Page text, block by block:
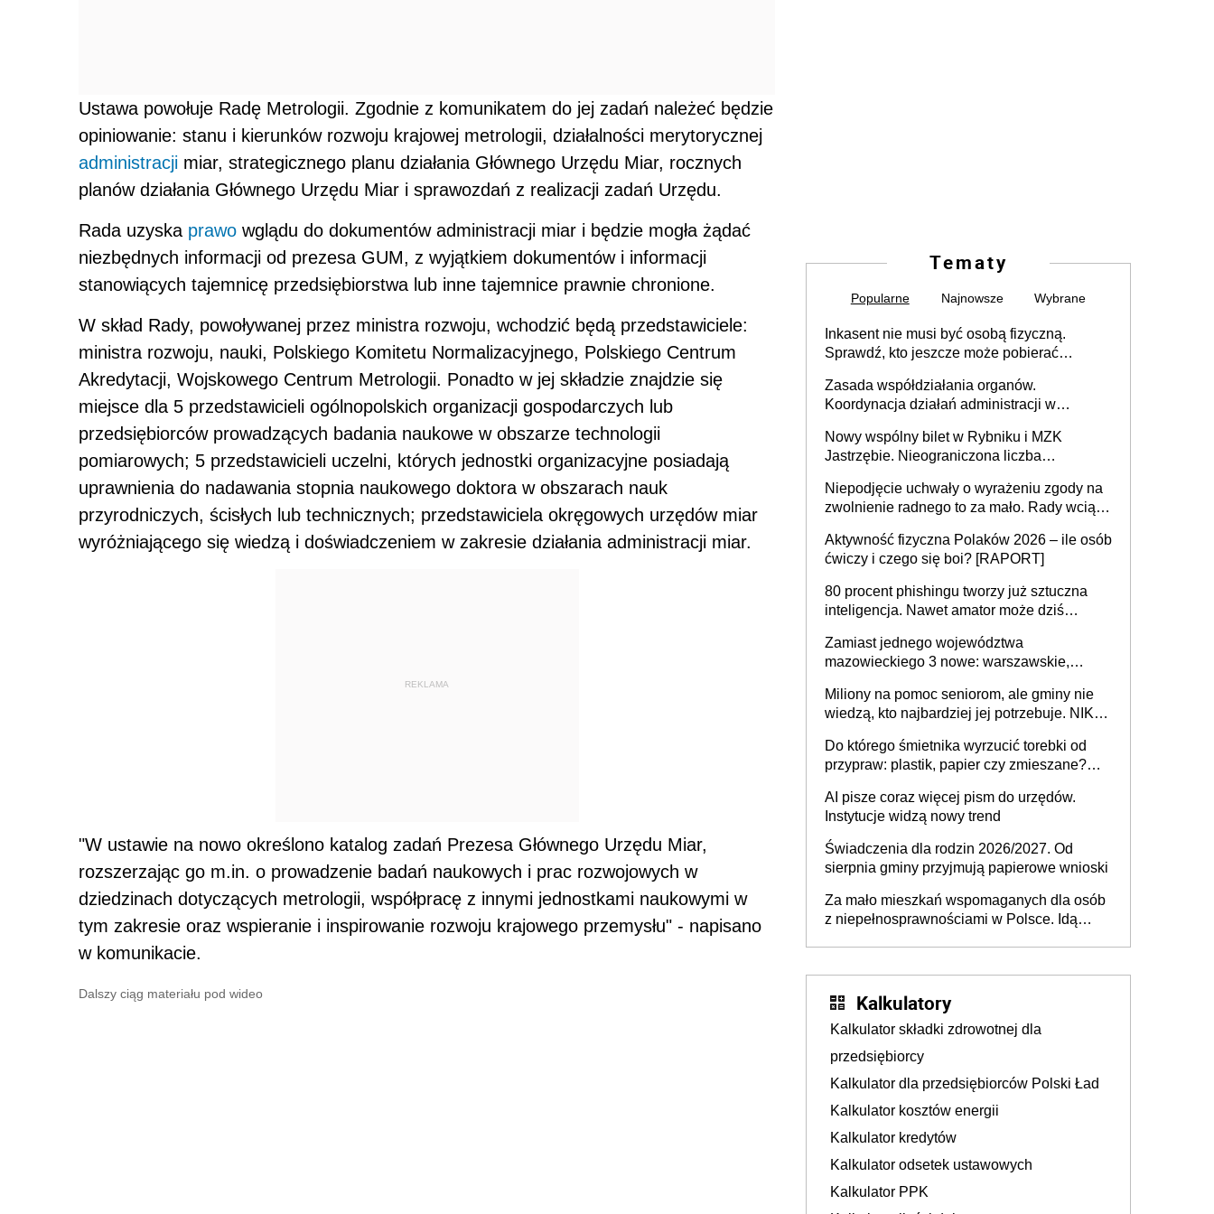
Ustawa powołuje Radę Metrologii. Zgodnie z komunikatem do jej zadań należeć będzie
opiniowanie: stanu i kierunków rozwoju krajowej metrologii, działalności merytorycznej
administracji miar, strategicznego planu działania Głównego Urzędu Miar, rocznych
planów działania Głównego Urzędu Miar i sprawozdań z realizacji zadań Urzędu.
Rada uzyska prawo wglądu do dokumentów administracji miar i będzie mogła żądać
niezbędnych informacji od prezesa GUM, z wyjątkiem dokumentów i informacji
stanowiących tajemnicę przedsiębiorstwa lub inne tajemnice prawnie chronione.
W skład Rady, powoływanej przez ministra rozwoju, wchodzić będą przedstawiciele:
ministra rozwoju, nauki, Polskiego Komitetu Normalizacyjnego, Polskiego Centrum
Akredytacji, Wojskowego Centrum Metrologii. Ponadto w jej składzie znajdzie się
miejsce dla 5 przedstawicieli ogólnopolskich organizacji gospodarczych lub
przedsiębiorców prowadzących badania naukowe w obszarze technologii
pomiarowych; 5 przedstawicieli uczelni, których jednostki organizacyjne posiadają
uprawnienia do nadawania stopnia naukowego doktora w obszarach nauk
przyrodniczych, ścisłych lub technicznych; przedstawiciela okręgowych urzędów miar
wyróżniającego się wiedzą i doświadczeniem w zakresie działania administracji miar.
REKLAMA
"W ustawie na nowo określono katalog zadań Prezesa Głównego Urzędu Miar,
rozszerzając go m.in. o prowadzenie badań naukowych i prac rozwojowych w
dziedzinach dotyczących metrologii, współpracę z innymi jednostkami naukowymi w
tym zakresie oraz wspieranie i inspirowanie rozwoju krajowego przemysłu" - napisano
w komunikacie.
Dalszy ciąg materiału pod wideo
Tematy
Popularne Najnowsze Wybrane
Inkasent nie musi być osobą fizyczną.
Sprawdź, kto jeszcze może pobierać
Zasada współdziałania organów.
Koordynacja działań administracji w
Nowy wspólny bilet w Rybniku i MZK
Jastrzębie. Nieograniczona liczba
Niepodjęcie uchwały o wyrażeniu zgody na
zwolnienie radnego to za mało. Rady wciąż
rozstrzygać sprawy
Aktywność fizyczna Polaków 2026 – ile osób
ćwiczy i czego się boi? [RAPORT]
80 procent phishingu tworzy już sztuczna
inteligencja. Nawet amator może dziś
Zamiast jednego województwa
mazowieckiego 3 nowe: warszawskie,
Europie nie ma tak dużych jednostek
stołecznych
Miliony na pomoc seniorom, ale gminy nie
wiedzą, kto najbardziej jej potrzebuje. NIK
Do którego śmietnika wyrzucić torebki od
przypraw: plastik, papier czy zmieszane?
AI pisze coraz więcej pism do urzędów.
Instytucje widzą nowy trend
Świadczenia dla rodzin 2026/2027. Od
sierpnia gminy przyjmują papierowe wnioski
Za mało mieszkań wspomaganych dla osób
z niepełnosprawnościami w Polsce. Idą
Kalkulatory
Kalkulator składki zdrowotnej dla
przedsiębiorcy
Kalkulator dla przedsiębiorców Polski Ład
Kalkulator kosztów energii
Kalkulator kredytów
Kalkulator odsetek ustawowych
Kalkulator PPK